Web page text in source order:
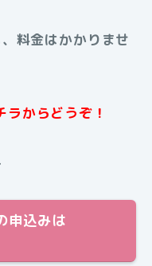
料金はかかりませ
からどうぞ！
申込みは